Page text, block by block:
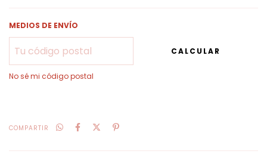
MEDIOS DE ENVÍO
CALCULAR
No sé mi código postal
COMPARTIR